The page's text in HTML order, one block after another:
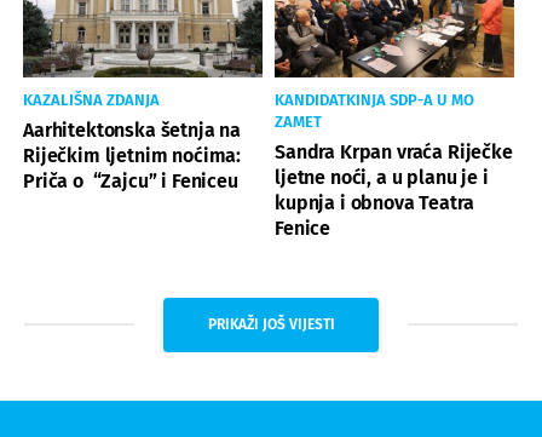
KAZALIŠNA ZDANJA
Aarhitektonska šetnja na
Riječkim ljetnim noćima:
Priča o “Zajcu” i Feniceu
KANDIDATKINJA SDP-A U MO
ZAMET
Sandra Krpan vraća Riječke
ljetne noći, a u planu je i
kupnja i obnova Teatra
Fenice
PRIKAŽI JOŠ VIJESTI